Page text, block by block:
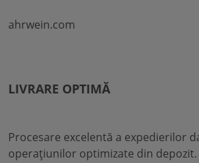
ahrwein.com
LIVRARE OPTIMĂ
Procesare excelentă a expedierilor
operațiunilor optimizate din depozit.